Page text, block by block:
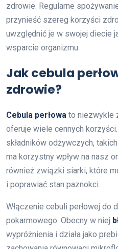
zdrowie. Regularne
przynieść szereg korzyści
uwzględnić je w swojej diecie
wsparcie organizmu.
Jak cebula
zdrowie?
Cebula perłowa to niezwykle
oferuje wiele cennych
składników odżywczych,
ma korzystny wpływ na nasz
również związki siarki, które
i poprawiać stan paznokci.
Włączenie cebuli perłowej do
pokarmowego. Obecny w niej
wypróżnienia i działa jako